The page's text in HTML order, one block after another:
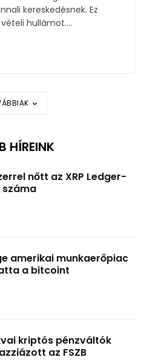
kereskedésnek. Ez
hullámot....
HÍREINK
nőtt az XRP Ledger-
amerikai munkaerőpiac
a bitcoint
kriptós pénzváltók
az FSZB